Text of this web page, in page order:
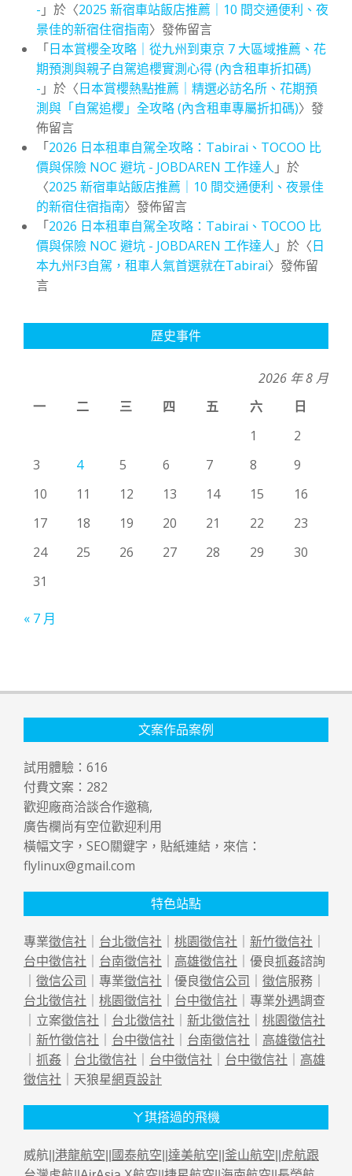
- 」於〈2025 新宿車站飯店推薦｜10 間交通便利、夜
景佳的新宿住宿指南〉發佈留言
「日本賞櫻全攻略｜從九州到東京 7 大區域推薦、花
期預測與親子自駕追櫻實測心得 (內含租車折扣碼)
- 」於〈日本賞櫻熱點推薦｜精選必訪名所、花期預
測與「自駕追櫻」全攻略 (內含租車專屬折扣碼)〉發
佈留言
「2026 日本租車自駕全攻略：Tabirai、TOCOO 比
價與保險 NOC 避坑 - JOBDAREN 工作達人 」於
〈2025 新宿車站飯店推薦｜10 間交通便利、夜景佳
的新宿住宿指南〉發佈留言
「2026 日本租車自駕全攻略：Tabirai、TOCOO 比
價與保險 NOC 避坑 - JOBDAREN 工作達人 」於〈日
本九州F3自駕，租車人氣首選就在Tabirai〉發佈留
言
歷史事件
2026 年 8 月
一
二 三 四 五 六
日
1
2
3
4 5 6 7 8
9
10
11 12 13 14 15
16
17
18 19 20 21 22
23
24
25 26 27 28 29
30
31
« 7 月
文案作品案例
試用體驗： 616
付費文案： 282
歡迎廠商洽談合作邀稿,
廣告欄尚有空位歡迎利用
橫幅文字，SEO關鍵字，貼紙連結，來信：
flylinux@gmail.com
特色站點
專業徵信社 台北徵信社 桃園徵信社 新竹徵信社
台中徵信社
台南徵信社 高雄徵信社 ｜優良抓姦諮詢
徵信公司 ｜專業徵信社 ｜優良徵信公司 徵信服務｜
台北徵信社
桃園徵信社 台中徵信社 ｜專業外遇調查
｜立案徵信社 台北徵信社 新北徵信社
桃園徵信社
新竹徵信社 台中徵信社 台南徵信社
高雄徵信社
抓姦 台北徵信社 台中徵信社 台中徵信社
高雄
徵信社 ｜天狼星網頁設計
ㄚ琪搭過的飛機
威航|| 港龍航空 國泰航空 達美航空 釜山航空
虎航跟